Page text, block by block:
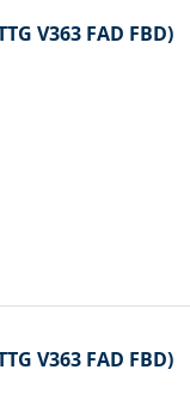
V363 FAD FBD)
V363 FAD FBD)